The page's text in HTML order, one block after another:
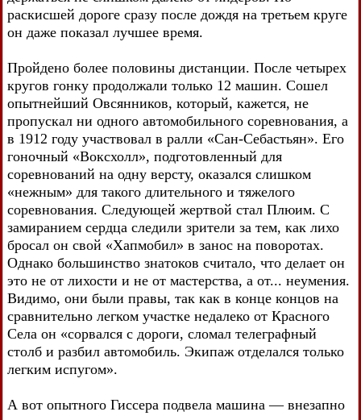
раскисшей дороге сразу после дождя на третьем круге
он даже показал лучшее время.
Пройдено более половины дистанции. После четырех
кругов гонку продолжали только 12 машин. Сошел
опытнейший Овсянников, который, кажется, не
пропускал ни одного автомобильного соревнования, а
в 1912 году участвовал в ралли «Сан-Себастьян». Его
гоночный «Воксхолл», подготовленный для
соревнований на одну версту, оказался слишком
«нежным» для такого длительного и тяжелого
соревнования. Следующей жертвой стал Плюим. С
замиранием сердца следили зрители за тем, как лихо
бросал он свой «Хапмобил» в занос на поворотах.
Однако большинство знатоков считало, что делает он
это не от лихости и не от мастерства, а от... неумения.
Видимо, они были правы, так как в конце концов на
сравнительно легком участке недалеко от Красного
Села он «сорвался с дороги, сломал телеграфный
столб и разбил автомобиль. Экипаж отделался только
легким испугом».
А вот опытного Гиссера подвела машина — внезапно